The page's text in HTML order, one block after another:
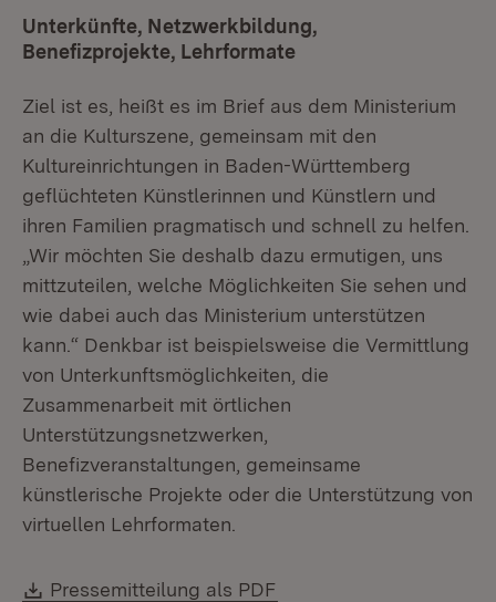
Unterkünfte, Netzwerkbildung,
Benefizprojekte, Lehrformate
Ziel ist es, heißt es im Brief aus dem Ministerium
an die Kulturszene, gemeinsam mit den
Kultureinrichtungen in Baden-Württemberg
geflüchteten Künstlerinnen und Künstlern und
ihren Familien pragmatisch und schnell zu helfen.
„Wir möchten Sie deshalb dazu ermutigen, uns
mittzuteilen, welche Möglichkeiten Sie sehen und
wie dabei auch das Ministerium unterstützen
kann.“ Denkbar ist beispielsweise die Vermittlung
von Unterkunftsmöglichkeiten, die
Zusammenarbeit mit örtlichen
Unterstützungsnetzwerken,
Benefizveranstaltungen, gemeinsame
künstlerische Projekte oder die Unterstützung von
virtuellen Lehrformaten.
Download:
Pressemitteilung als PDF